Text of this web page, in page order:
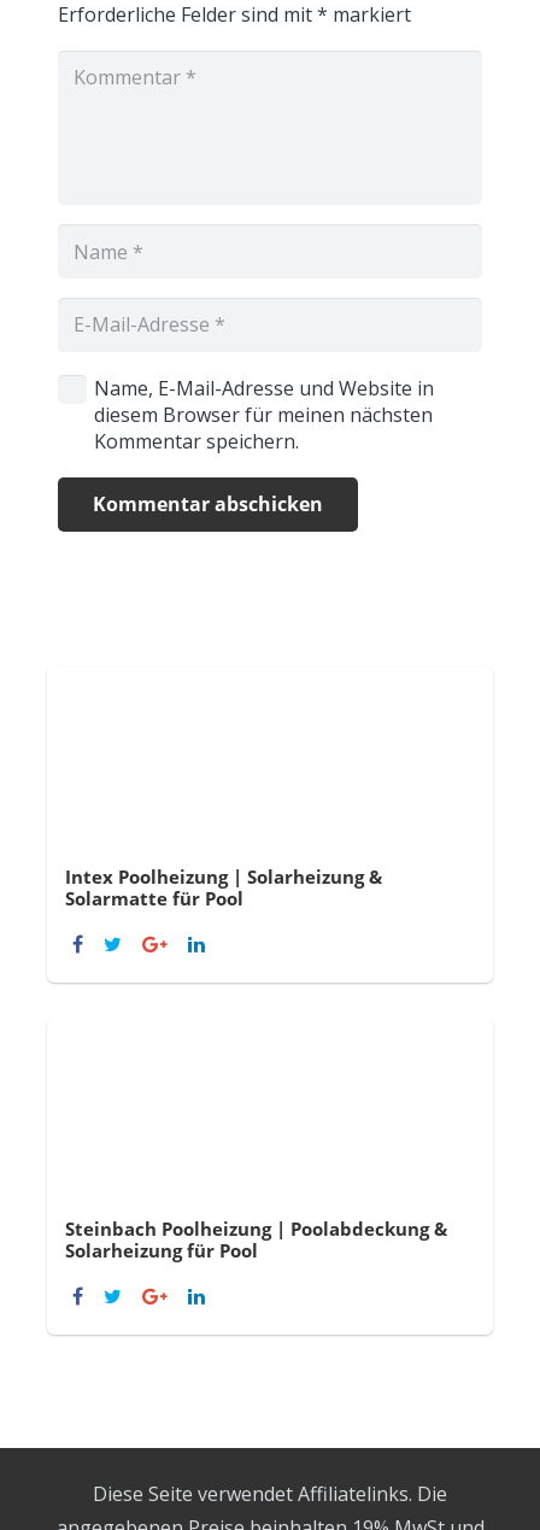
Erforderliche Felder sind mit* markiert
Name, E-Mail-Adresse und Website in
diesem Browser für meinen nächsten
Kommentar speichern.
Kommentar abschicken
Intex Poolheizung | Solarheizung &
Solarmatte für Pool
Steinbach Poolheizung | Poolabdeckung &
Solarheizung für Pool
Diese Seite verwendet Affiliatelinks. Die